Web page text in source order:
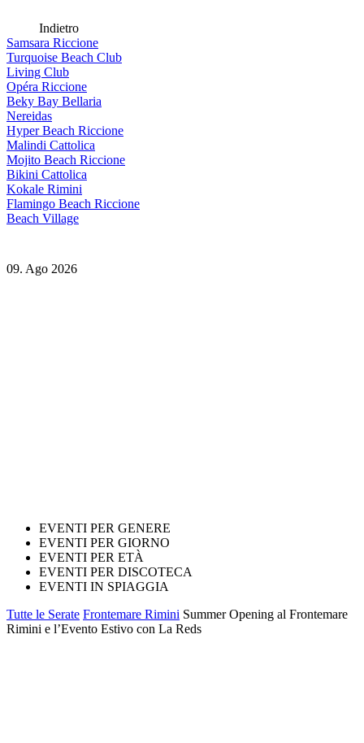
Indietro
Samsara Riccione
Turquoise Beach Club
Living Club
Opéra Riccione
Beky Bay Bellaria
Nereidas
Hyper Beach Riccione
Malindi Cattolica
Mojito Beach Riccione
Bikini Cattolica
Kokale Rimini
Flamingo Beach Riccione
Beach Village
09. Ago 2026
EVENTI PER GENERE
EVENTI PER GIORNO
EVENTI PER ETÀ
EVENTI PER DISCOTECA
EVENTI IN SPIAGGIA
Tutte le Serate Frontemare Rimini Summer Opening al Frontemare
Rimini e l’Evento Estivo con La Reds